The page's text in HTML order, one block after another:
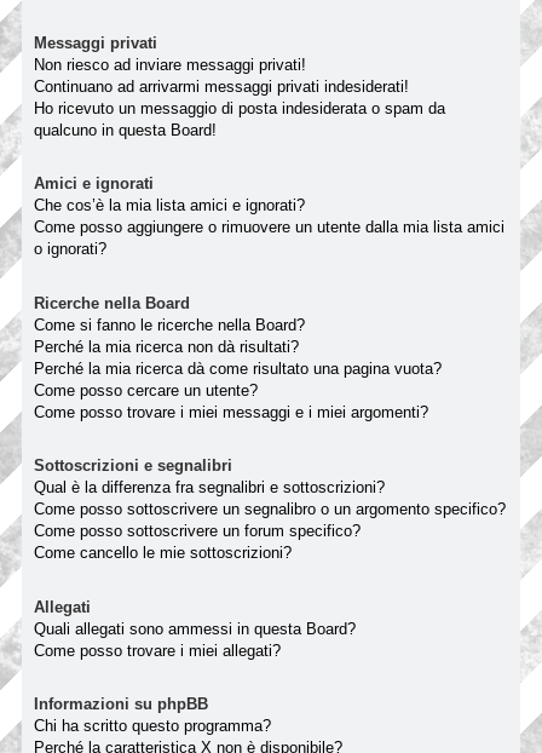
Messaggi privati
Non riesco ad inviare messaggi privati!
Continuano ad arrivarmi messaggi privati indesiderati!
Ho ricevuto un messaggio di posta indesiderata o spam da
qualcuno in questa Board!
Amici e ignorati
Che cos’è la mia lista amici e ignorati?
Come posso aggiungere o rimuovere un utente dalla mia lista amici
o ignorati?
Ricerche nella Board
Come si fanno le ricerche nella Board?
Perché la mia ricerca non dà risultati?
Perché la mia ricerca dà come risultato una pagina vuota?
Come posso cercare un utente?
Come posso trovare i miei messaggi e i miei argomenti?
Sottoscrizioni e segnalibri
Qual è la differenza fra segnalibri e sottoscrizioni?
Come posso sottoscrivere un segnalibro o un argomento specifico?
Come posso sottoscrivere un forum specifico?
Come cancello le mie sottoscrizioni?
Allegati
Quali allegati sono ammessi in questa Board?
Come posso trovare i miei allegati?
Informazioni su phpBB
Chi ha scritto questo programma?
Perché la caratteristica X non è disponibile?